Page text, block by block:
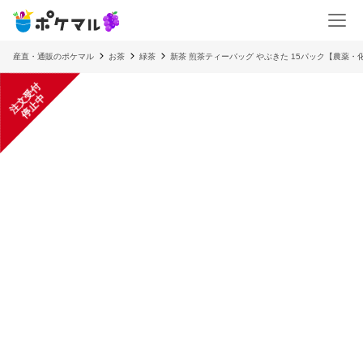
産直・通販のポケマル お茶 緑茶 新茶 煎茶ティーバッグ やぶきた 15パック【農薬・
注
文
受
付
停
止
中